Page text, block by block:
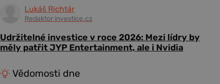
Lukáš Richtár
Redaktor investice.cz
Udržitelné investice v roce 2026: Mezi lídry by
měly patřit JYP Entertainment, ale i Nvidia
Vědomosti dne